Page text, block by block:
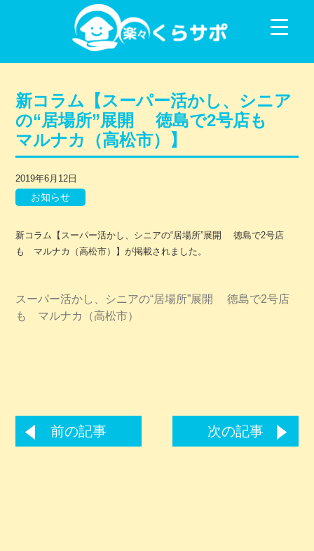
コンテンツに移動
新コラム【スーパー活かし、シニア
の“居場所”展開 徳島で2号店も
マルナカ（高松市）】
2019年6月12日
お知らせ
新コラム【スーパー活かし、シニアの“居場所”展開 徳島で2号店
も マルナカ（高松市）】が掲載されました。
スーパー活かし、シニアの“居場所”展開 徳島で2号店
も マルナカ（高松市）
前の記事 次の記事